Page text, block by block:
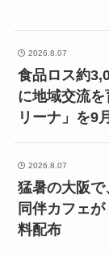
2026.8.07
食品ロス約
に地域交流
リーナ」を9
2026.8.07
猛暑の大阪
同伴カフェ
料配布